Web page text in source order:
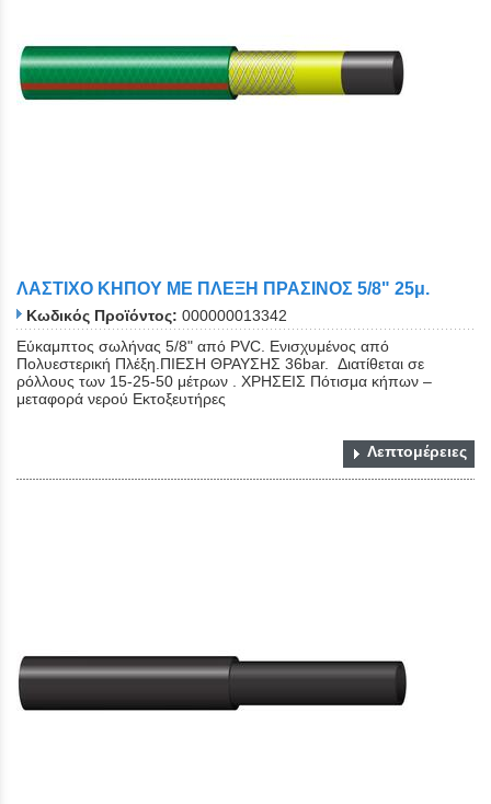
ΛΑΣΤΙΧΟ ΚΗΠΟΥ ΜΕ ΠΛΕΞΗ ΠΡΑΣΙΝΟΣ 5/8" 25μ.
Κωδικός Προϊόντος: 000000013342
Εύκαμπτος σωλήνας 5/8" από PVC. Eνισχυμένος από
Πολυεστερική Πλέξη.ΠΙΕΣΗ ΘΡΑΥΣΗΣ 36bar. Διατίθεται σε
ρόλλους των 15-25-50 μέτρων . ΧΡΗΣΕΙΣ Πότισμα κήπων –
μεταφορά νερού Εκτοξευτήρες
Λεπτομέρειες